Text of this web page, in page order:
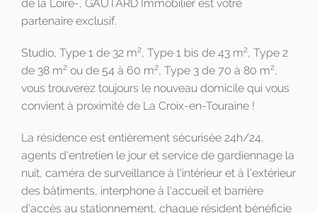
de la Loire-, GAUTARD Immobilier est votre
partenaire exclusif.
Studio, Type 1 de 32 m2, Type 1 bis de 43 m2, Type 2
de 38 m2 ou de 54 à 60 m2, Type 3 de 70 à 80 m2,
vous trouverez toujours le nouveau domicile qui vous
convient à proximité de La Croix-en-Touraine !
La résidence est entièrement sécurisée 24h/24,
agents d'entretien le jour et service de gardiennage la
nuit, caméra de surveillance à l'intérieur et à l'extérieur
des bâtiments, interphone à l'accueil et barrière
d'accès au stationnement, chaque résident bénéficie